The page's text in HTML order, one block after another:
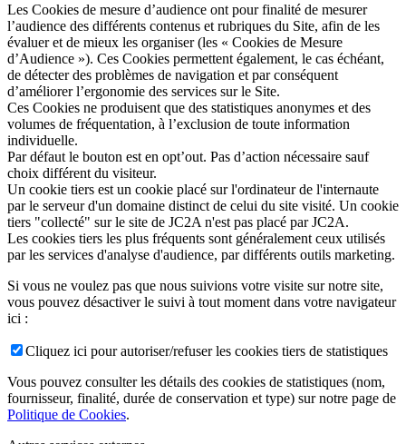
Les Cookies de mesure d’audience ont pour finalité de mesurer
l’audience des différents contenus et rubriques du Site, afin de les
évaluer et de mieux les organiser (les « Cookies de Mesure
d’Audience »). Ces Cookies permettent également, le cas échéant,
de détecter des problèmes de navigation et par conséquent
d’améliorer l’ergonomie des services sur le Site.
Ces Cookies ne produisent que des statistiques anonymes et des
volumes de fréquentation, à l’exclusion de toute information
individuelle.
Par défaut le bouton est en opt’out. Pas d’action nécessaire sauf
choix différent du visiteur.
Un cookie tiers est un cookie placé sur l'ordinateur de l'internaute
par le serveur d'un domaine distinct de celui du site visité. Un cookie
tiers "collecté" sur le site de JC2A n'est pas placé par JC2A.
Les cookies tiers les plus fréquents sont généralement ceux utilisés
par les services d'analyse d'audience, par différents outils marketing.
Si vous ne voulez pas que nous suivions votre visite sur notre site,
vous pouvez désactiver le suivi à tout moment dans votre navigateur
ici :
Cliquez ici pour autoriser/refuser les cookies tiers de statistiques
Vous pouvez consulter les détails des cookies de statistiques (nom,
fournisseur, finalité, durée de conservation et type) sur notre page de
Politique de Cookies.